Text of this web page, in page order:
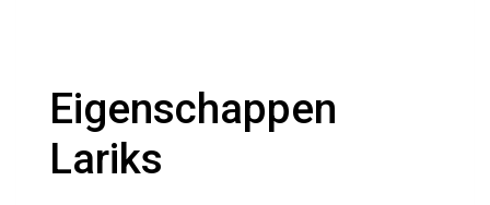
Eigenschappen
Lariks